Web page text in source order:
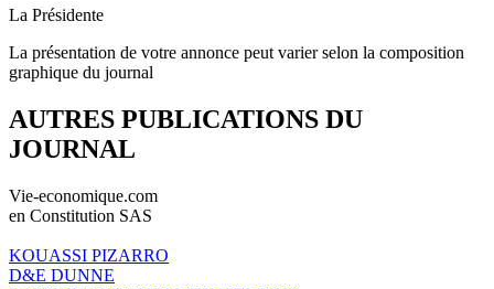
La Présidente
La présentation de votre annonce peut varier selon la composition
graphique du journal
AUTRES PUBLICATIONS DU
JOURNAL
Vie-economique.com
en Constitution SAS
KOUASSI PIZARRO
D&E DUNNE